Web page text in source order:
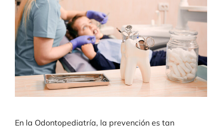
En la Odontopediatría, la prevención es tan